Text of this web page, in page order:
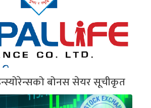
बोनस सेयर सूचीकृत